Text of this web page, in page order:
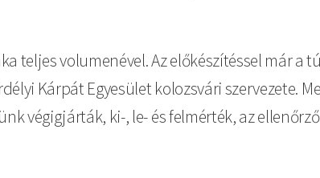
teljes volumenével. Az előkészítéssel már a
Kárpát Egyesület kolozsvári szervezete.
végigjárták, ki-, le- és felmérték, az